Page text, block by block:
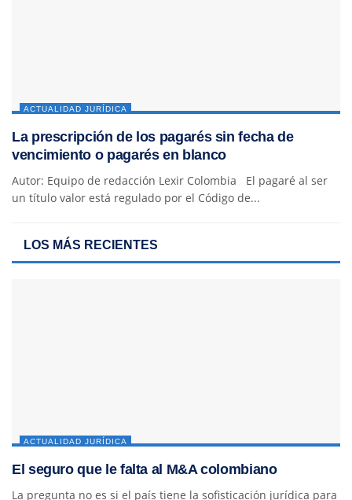
ACTUALIDAD JURÍDICA
La prescripción de los pagarés sin fecha de
vencimiento o pagarés en blanco
Autor: Equipo de redacción Lexir Colombia El pagaré al ser
un título valor está regulado por el Código de...
LOS MÁS RECIENTES
ACTUALIDAD JURÍDICA
El seguro que le falta al M&A colombiano
La pregunta no es si el país tiene la sofisticación jurídica para